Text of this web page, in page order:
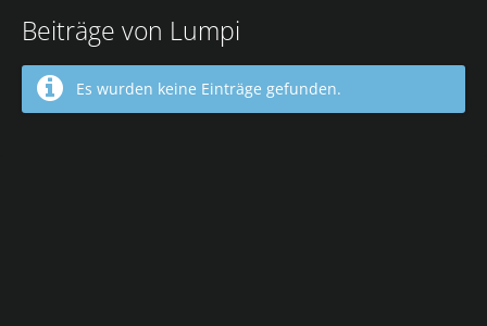
Beiträge von Lumpi
Es wurden keine Einträge gefunden.